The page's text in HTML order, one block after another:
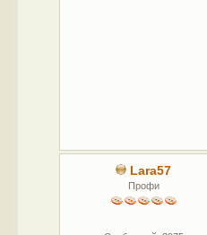
Lara57
Профи